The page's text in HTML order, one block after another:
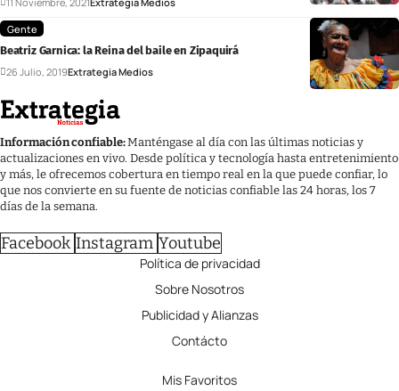
Gente
Beatriz Garnica: la Reina del baile en Zipaquirá
26 Julio, 2019Extrategia Medios
Información confiable:Manténgase al día con las últimas noticias y
actualizaciones en vivo. Desde política y tecnología hasta entretenimiento
y más, le ofrecemos cobertura en tiempo real en la que puede confiar, lo
que nos convierte en su fuente de noticias confiable las 24 horas, los 7
días de la semana.
Facebook Instagram Youtube
Política de privacidad
Sobre Nosotros
Publicidad y Alianzas
Contácto
Mis Favoritos